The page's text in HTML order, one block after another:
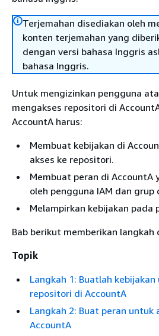
Terjemahan disediakan oleh
konten terjemahan yang
dengan versi bahasa Inggris
bahasa Inggris.
Untuk mengizinkan pengguna
mengakses repositori di
AccountA harus:
Membuat kebijakan di
akses ke repositori.
Membuat peran di AccountA
oleh pengguna IAM dan grup
Melampirkan kebijakan pada
Bab berikut memberikan langkah
Topik
Langkah 1: Buatlah kebijakan
repositori di AccountA
Langkah 2: Buat peran untuk
AccountA